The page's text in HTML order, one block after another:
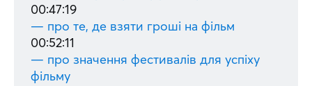
00:47:19
— про те, де взяти гроші на фільм
00:52:11
— про значення фестивалів для успіху
фільму